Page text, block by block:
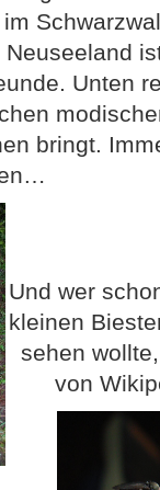
Unten
bringt.
Und wer
kleinen
sehen
von